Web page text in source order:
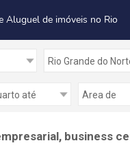
Aluguel de imóveis no Rio
business